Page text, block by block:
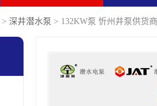
> 深井潜水泵 > 132KW泵 忻州井泵供货